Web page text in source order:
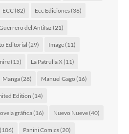
ECC(82) Ecc Ediciones(36)
del Antifaz(21)
Editorial (29) Image(11)
(15) La Patrulla X(11)
Manga(28) Manuel Gago (16)
Edition (14)
gráfica(16) Nuevo Nueve(40)
(106) Panini Comics(20)